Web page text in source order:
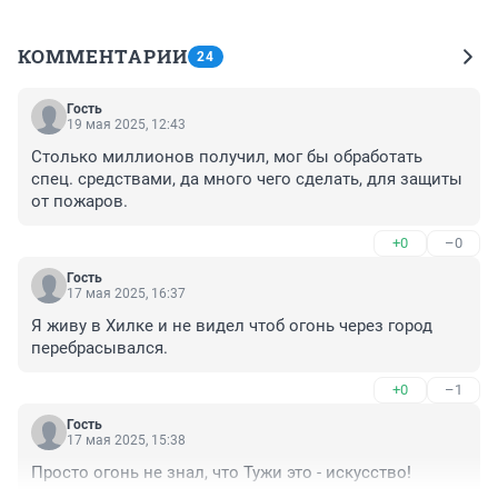
КОММЕНТАРИИ 24
Гость
19 мая 2025, 12:43
Столько миллионов получил, мог бы обработать
спец. средствами, да много чего сделать, для защиты
от пожаров.
+0 –0
Гость
17 мая 2025, 16:37
Я живу в Хилке и не видел чтоб огонь через город
перебрасывался.
+0 –1
Гость
17 мая 2025, 15:38
Просто огонь не знал, что Тужи это - искусство!